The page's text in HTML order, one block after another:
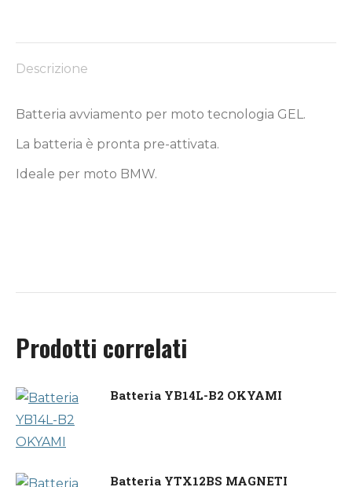
Descrizione
Batteria avviamento per moto tecnologia GEL.
La batteria è pronta pre-attivata.
Ideale per moto BMW.
Prodotti correlati
Batteria YB14L-B2 OKYAMI
Batteria YTX12BS MAGNETI